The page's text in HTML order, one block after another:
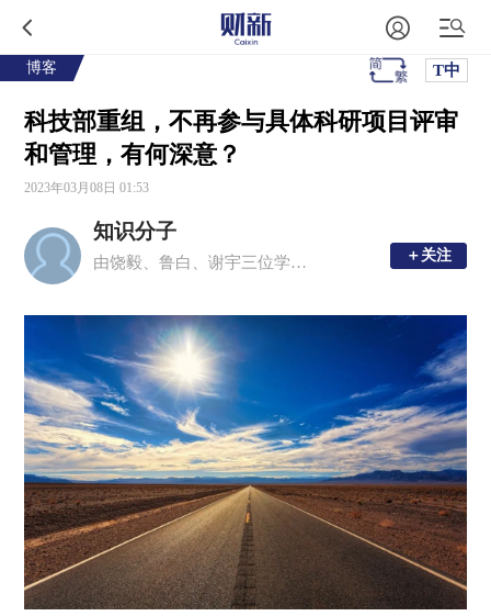
博客 T中
科技部重组，不再参与具体科研项目评审
和管理，有何深意？
2023年03月08日 01:53
知识分子
由饶毅、鲁白、谢宇三位学者创办的移动新媒体平台，现任主编为周忠和、毛淑德、夏志宏。 ＋关注
＋关注